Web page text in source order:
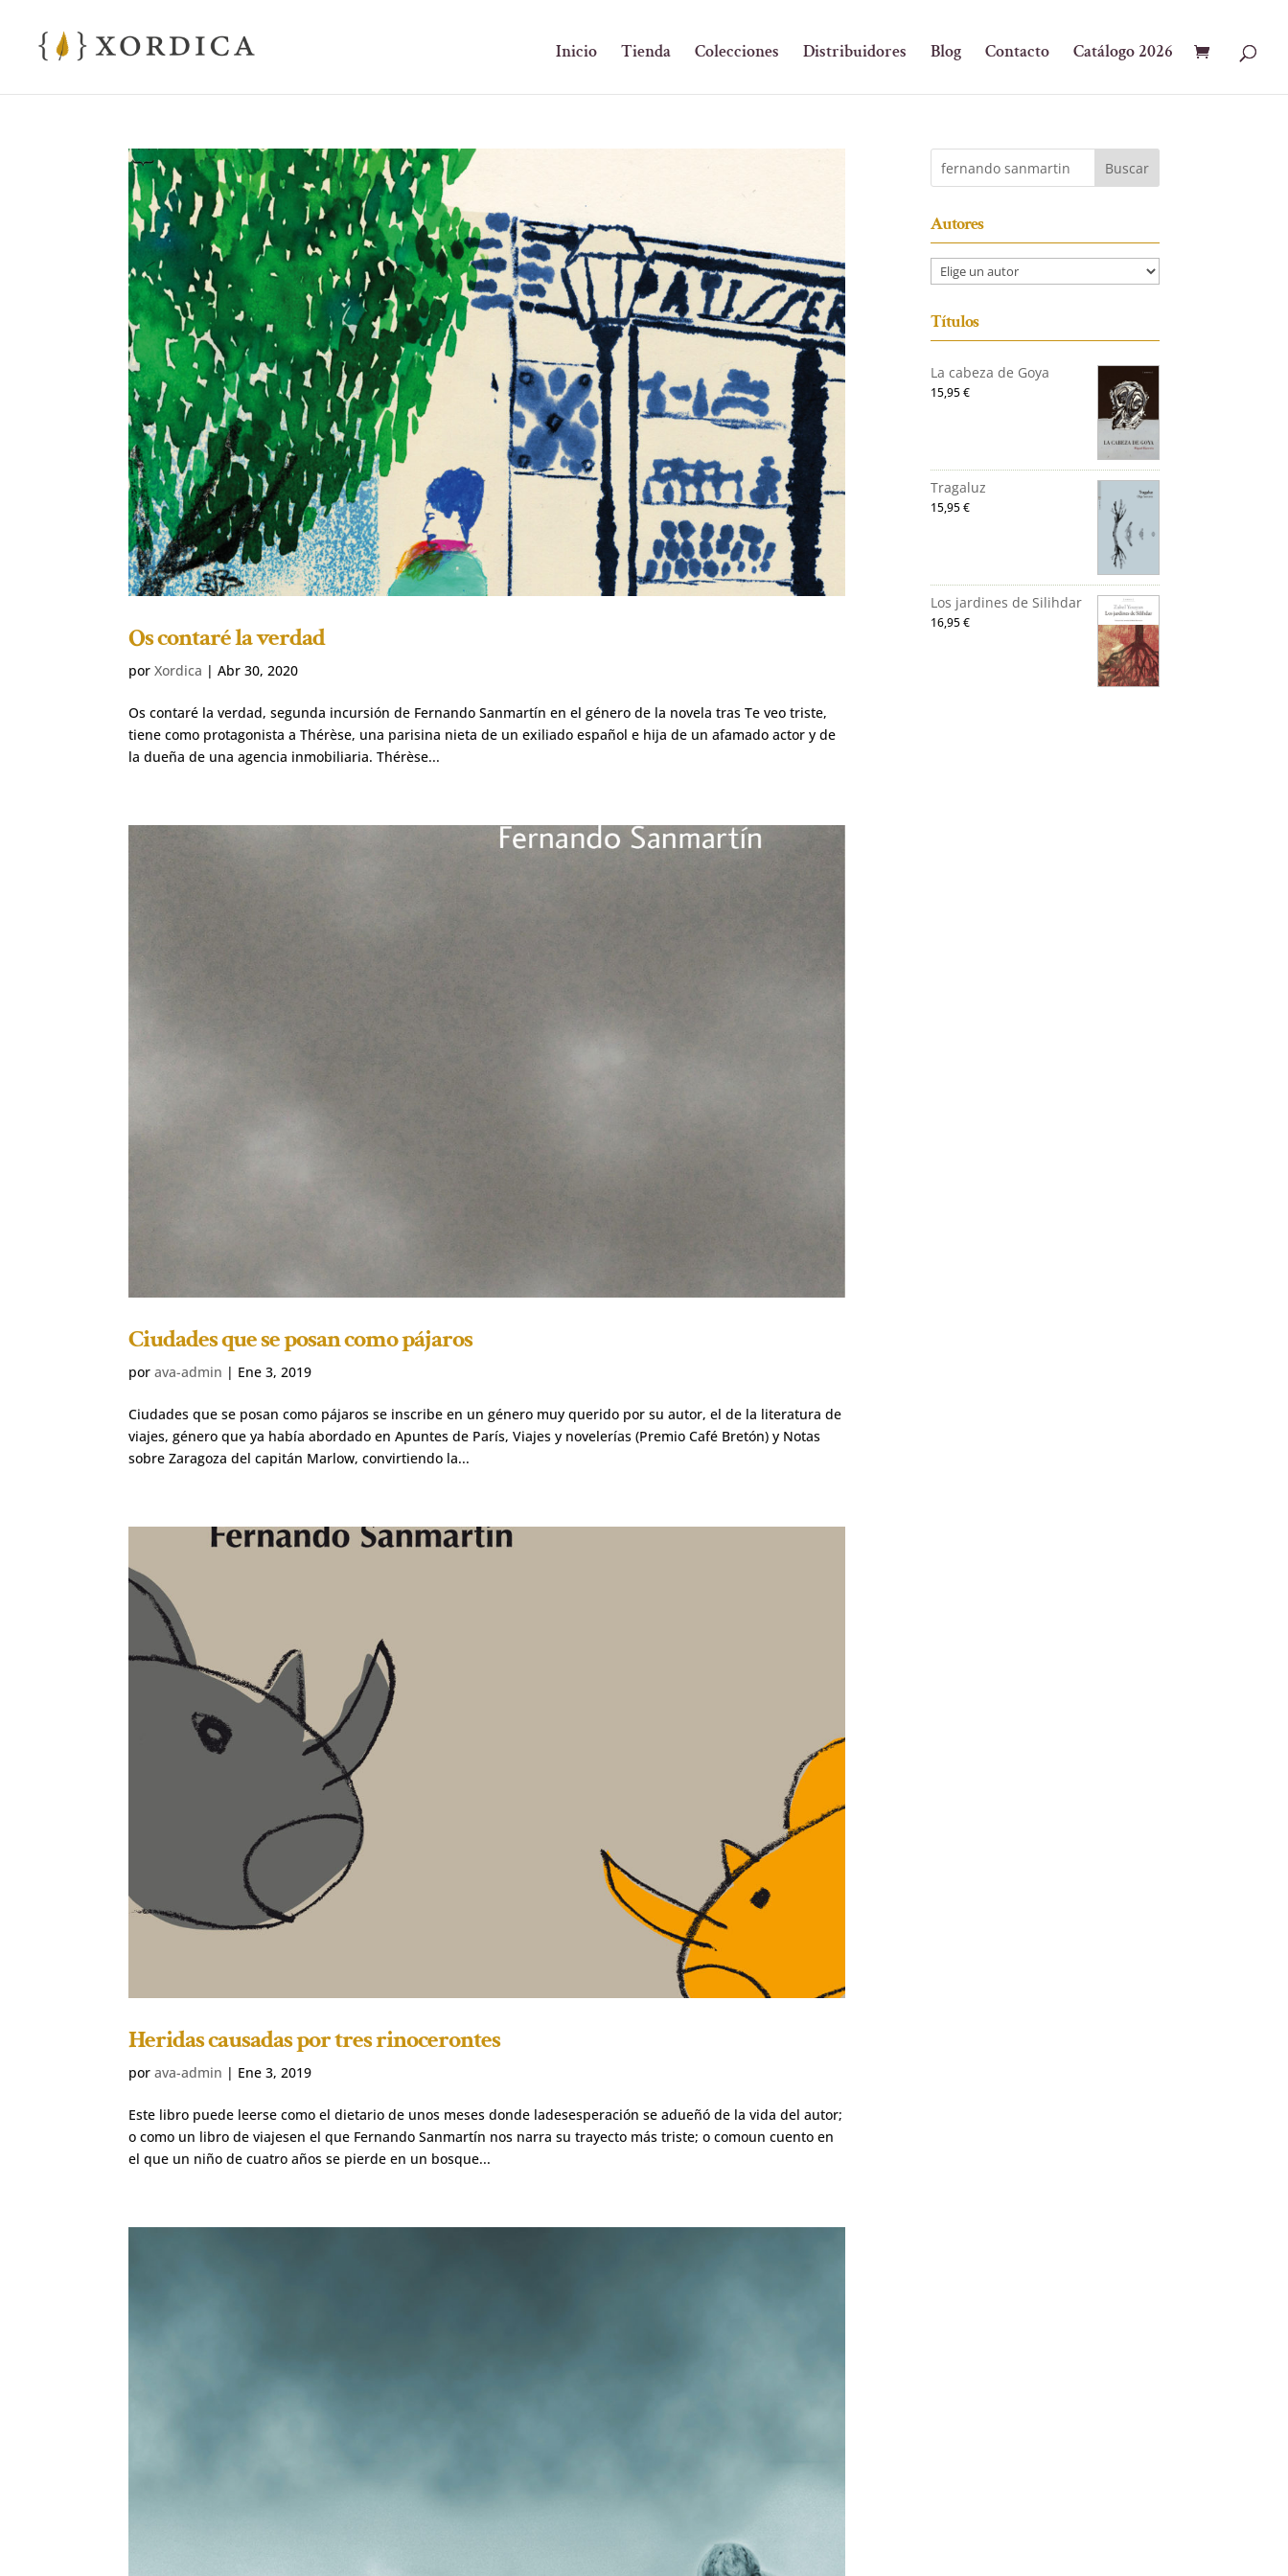
Inicio Tienda Colecciones Distribuidores Blog Contacto Catálogo 2026
Os contaré la verdad
porXordica |Abr 30, 2020
Os contaré la verdad, segunda incursión de Fernando Sanmartín en el género de la novela tras Te veo triste,
tiene como protagonista a Thérèse, una parisina nieta de un exiliado español e hija de un afamado actor y de
la dueña de una agencia inmobiliaria. Thérèse...
Ciudades que se posan como pájaros
porava-admin | Ene 3, 2019
Ciudades que se posan como pájaros se inscribe en un género muy querido por su autor, el de la literatura de
viajes, género que ya había abordado en Apuntes de París, Viajes y novelerías (Premio Café Bretón) y Notas
sobre Zaragoza del capitán Marlow, convirtiendo la...
Heridas causadas por tres rinocerontes
porava-admin | Ene 3, 2019
Este libro puede leerse como el dietario de unos meses donde ladesesperación se adueñó de la vida del autor;
o como un libro de viajesen el que Fernando Sanmartín nos narra su trayecto más triste; o comoun cuento en
el que un niño de cuatro años se pierde en un bosque...
Autores
Títulos
La cabeza de Goya
15,95€
Tragaluz
15,95€
Los jardines de Silihdar
16,95€